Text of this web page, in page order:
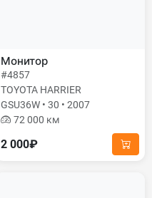
Монитор
#4857
TOYOTA HARRIER
GSU36W • 30 • 2007
72 000 км
2 000₽